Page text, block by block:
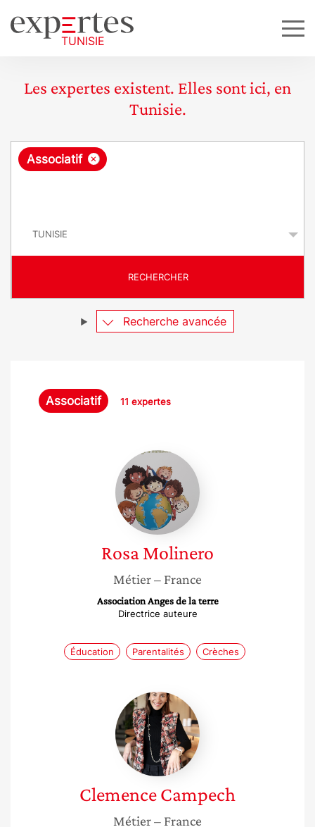
Les expertes existent. Elles sont ici, en
Tunisie.
R
ê
e
×
Associatif
RECHERCHER
Recherche avancée
Associatif 11 expertes
Rosa
Molinero
RosaMolinero
Métier– France
Association Anges de la terre
Directrice auteure
Éducation Parentalités Crèches
Clemence
Campech
ClemenceCampech
Métier– France